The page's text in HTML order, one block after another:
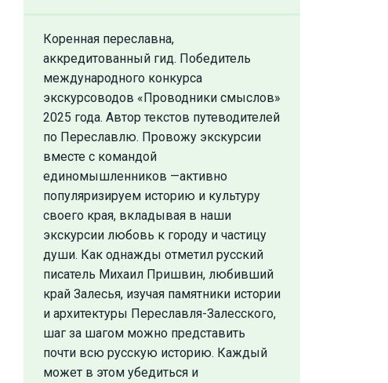
Коренная переславна,
аккредитованный гид. Победитель
международного конкурса
экскурсоводов «Проводники смыслов»
2025 года. Автор текстов путеводителей
по Переславлю. Провожу экскурсии
вместе с командой
единомышленников —активно
популяризируем историю и культуру
своего края, вкладывая в наши
экскурсии любовь к городу и частицу
души. Как однажды отметил русский
писатель Михаил Пришвин, любивший
край Залесья, изучая памятники истории
и архитектуры Переславля-Залесского,
шаг за шагом можно представить
почти всю русскую историю. Каждый
может в этом убедиться и